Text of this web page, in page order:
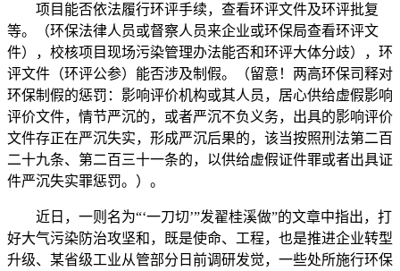
项目能否依法履行环评手续，查看环评文件及环评批复
等。（环保法律人员或督察人员来企业或环保局查看环评文
件），校核项目现场污染管理办法能否和环评大体分歧），环
评文件（环评公参）能否涉及制假。（留意！两高环保司释对
环保制假的惩罚：影响评价机构或其人员，居心供给虚假影响
评价文件，情节严沉的，或者严沉不负义务，出具的影响评价
文件存正在严沉失实，形成严沉后果的，该当按照刑法第二百
二十九条、第二百三十一条的，以供给虚假证件罪或者出具证
件严沉失实罪惩罚。）。
近日，一则名为“‘一刀切’”发翟桂溪做”的文章中指出，打
好大气污染防治攻坚和，既是使命、工程，也是推进企业转型
升级、某省级工业从管部分日前调研发觉，一些处所施行环保